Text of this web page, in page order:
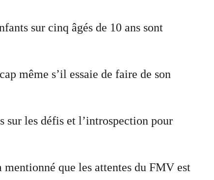
sur cinq âgés de 10 ans sont
même s’il essaie de faire de son
sur les défis et l’introspection pour
que les attentes du FMV est